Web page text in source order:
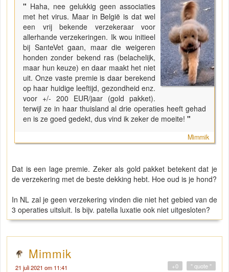
" Haha, nee gelukkig geen associaties
met het virus. Maar in België is dat wel
een vrij bekende verzekeraar voor
allerhande verzekeringen. Ik wou initieel
bij SanteVet gaan, maar die weigeren
honden zonder bekend ras (belachelijk,
maar hun keuze) en daar maakt het niet
uit. Onze vaste premie is daar berekend
op haar huidige leeftijd, gezondheid enz.
voor +/- 200 EUR/jaar (gold pakket).
terwijl ze in haar thuisland al drie operaties heeft gehad
en is ze goed gedekt, dus vind ik zeker de moeite! "
Mimmik
Dat is een lage premie. Zeker als gold pakket betekent dat je
de verzekering met de beste dekking hebt. Hoe oud is je hond?
In NL zal je geen verzekering vinden die niet het gebied van de
3 operaties uitsluit. Is bijv. patella luxatie ook niet uitgesloten?
Mimmik
21 juli 2021 om 11:41 " quote "
+0